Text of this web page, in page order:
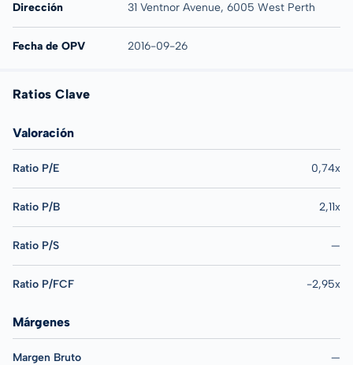
Dirección 31 Ventnor Avenue, 6005 West Perth
Fecha de OPV 2016-09-26
Ratios Clave
Valoración
Ratio P/E 0,74x
Ratio P/B 2,11x
Ratio P/S —
Ratio P/FCF -2,95x
Márgenes
Margen Bruto —